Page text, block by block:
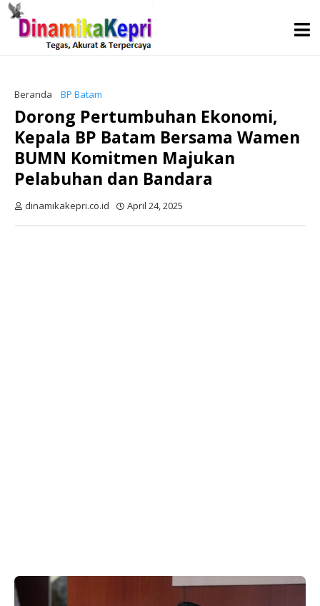
Beranda BP Batam
Dorong Pertumbuhan Ekonomi,
Kepala BP Batam Bersama Wamen
BUMN Komitmen Majukan
Pelabuhan dan Bandara
dinamikakepri.co.id April 24, 2025